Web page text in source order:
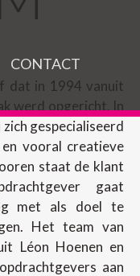
CONTACT
dat in 1994 vanuit
werd opgericht. In
gespecialiseerd
vooral creatieve
staat de klant
gaat
met als doel te
Het team van
Léon Hoenen en
aan